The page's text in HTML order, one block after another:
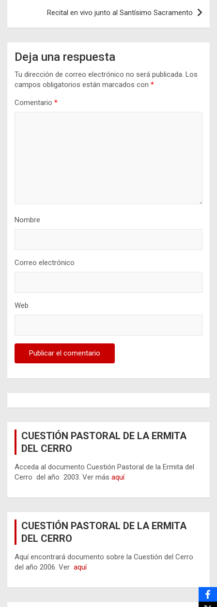
Recital en vivo junto al Santísimo Sacramento
Deja una respuesta
Tu dirección de correo electrónico no será publicada. Los
campos obligatorios están marcados con *
Comentario *
Nombre
Correo electrónico
Web
CUESTIÓN PASTORAL DE LA ERMITA
DEL CERRO
Acceda al documento Cuestión Pastoral de la Ermita del
Cerro del año 2003. Ver más aquí
CUESTIÓN PASTORAL DE LA ERMITA
DEL CERRO
Aquí encontrará documento sobre la Cuestión del Cerro
del año 2006. Ver aquí